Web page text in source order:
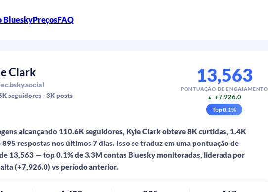
BlueskyPreçosFAQ
Clark
seguidores 3Kposts
13,563
PONTUAÇÃO DE ENGAJAMENTO
▲ +7,926.0
Top0.1%
alcançando 110.6K seguidores, Kyle Clark obteve 8K curtidas, 1.4K
895 respostas nos últimos 7 dias. Isso se traduz em uma pontuação de
13,563 — top 0.1% de 3.3M contas Bluesky monitoradas, liderada por
(+7,926.0) vs período anterior.